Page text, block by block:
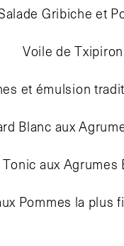
Gribiche et
Voile de Txipiron
et émulsion
Blanc aux
aux Agrumes
Pommes la plus